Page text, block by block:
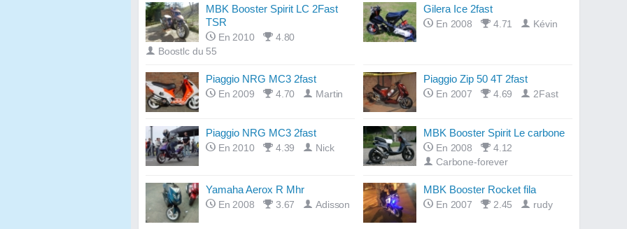
MBK Booster Spirit LC 2Fast
TSR
En 2010
4.80
Boostlc du 55
Gilera Ice 2fast
En 2008 4.71 Kévin
Piaggio NRG MC3 2fast
En 2009 4.70 Martin
Piaggio Zip 50 4T 2fast
En 2007 4.69 2Fast
Piaggio NRG MC3 2fast
En 2010 4.39 Nick
MBK Booster Spirit Le carbone
En 2008
4.12
Carbone-forever
Yamaha Aerox R Mhr
En 2008 3.67 Adisson
MBK Booster Rocket fila
En 2007 2.45 rudy